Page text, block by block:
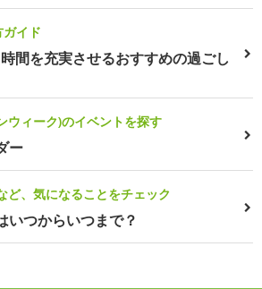
イド
間を充実させるおすすめの過ごし
ウィーク)のイベントを探す
ー
ど、気になることをチェック
いつからいつまで？